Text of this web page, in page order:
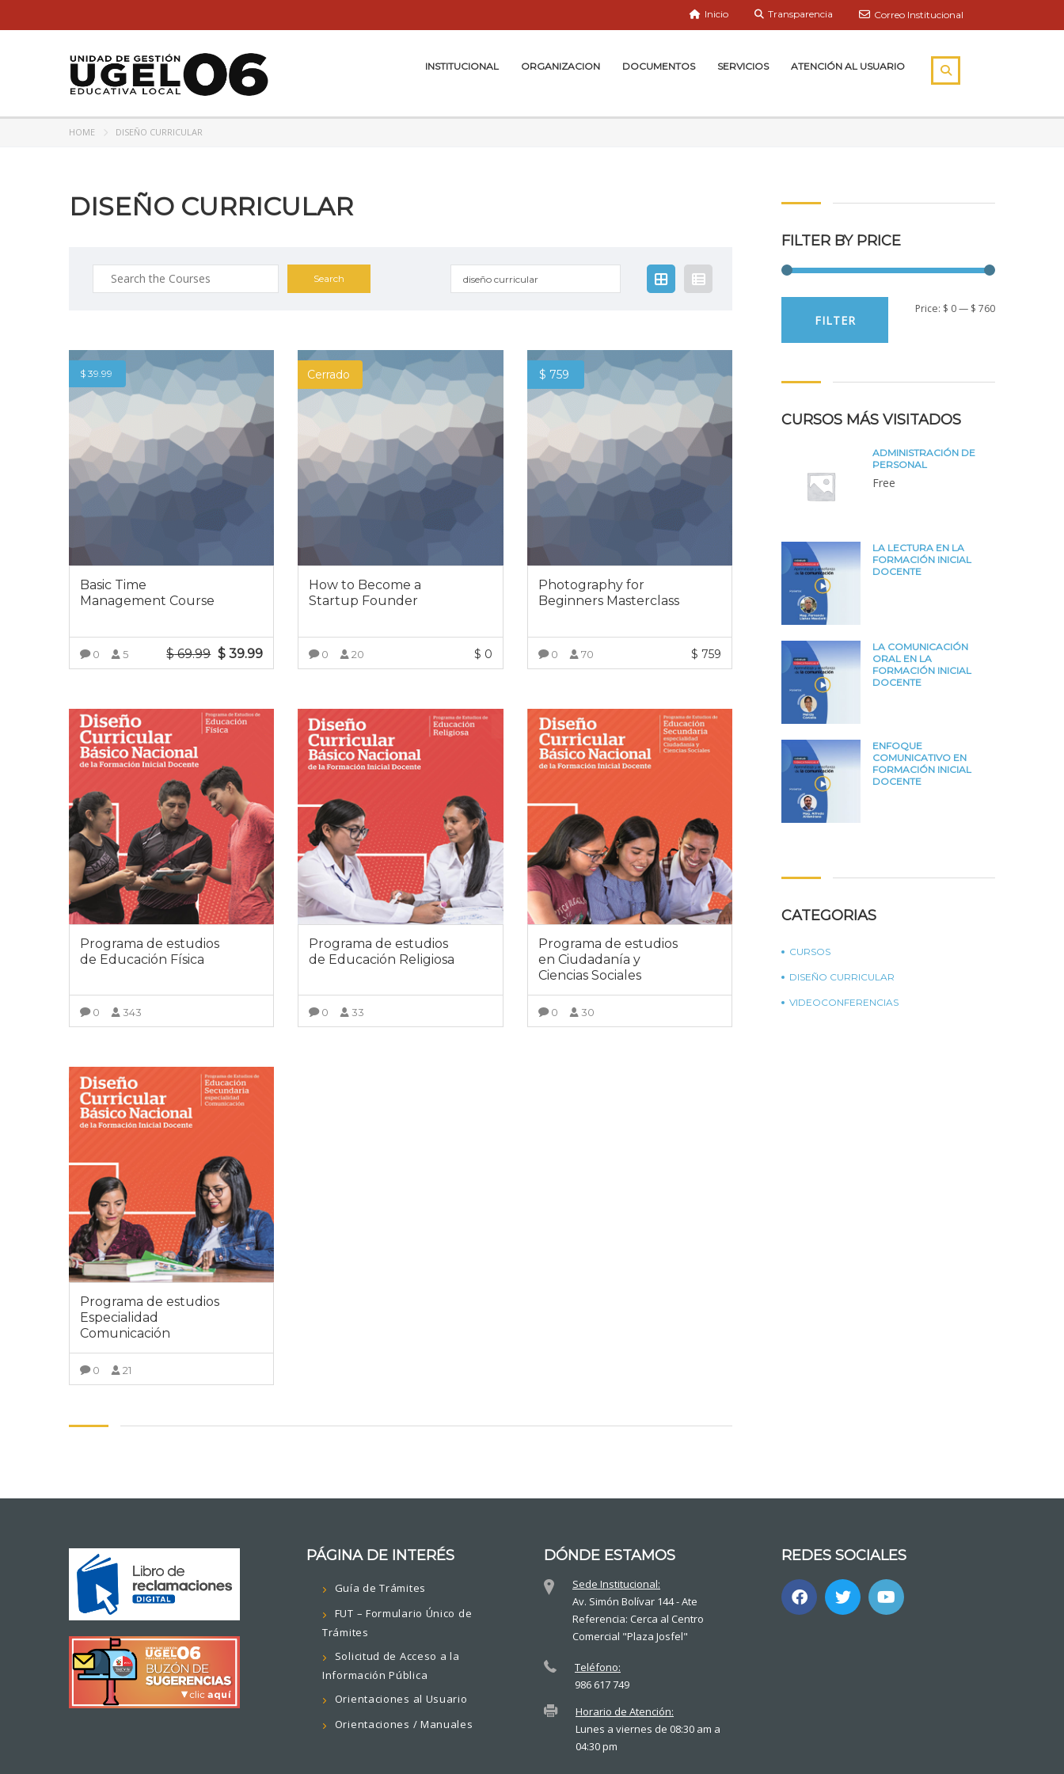
Correo Institucional
Transparencia
Inicio
INSTITUCIONAL ORGANIZACION DOCUMENTOS SERVICIOS ATENCIÓN AL USUARIO
HOME DISEÑO CURRICULAR
DISEÑO CURRICULAR
Search
for:
diseño curricular
$39.99
Basic Time
Management Course
0 5 $69.99 Original
price
$ 69.99.
$ 39.99Current
price
$ 39.99.
Cerrado
How to Become a
Startup Founder
0 20 $ 0
$ 759
Photography for
Beginners Masterclass
0 70 $ 759
Programa de estudios
de Educación Física
0 343
Programa de estudios
de Educación Religiosa
0 33
Programa de estudios
en Ciudadanía y
Ciencias Sociales
0 30
Programa de estudios
Especialidad
Comunicación
0 21
FILTER BY PRICE
Min
Max
FILTER
Price: $ 0— $ 760
CURSOS MÁS VISITADOS
ADMINISTRACIÓN DE
PERSONAL
Free
LA LECTURA EN LA
FORMACIÓN INICIAL
DOCENTE
LA COMUNICACIÓN
ORAL EN LA
FORMACIÓN INICIAL
DOCENTE
ENFOQUE
COMUNICATIVO EN
FORMACIÓN INICIAL
DOCENTE
CATEGORIAS
CURSOS
DISEÑO CURRICULAR
VIDEOCONFERENCIAS
PÁGINA DE INTERÉS
Guía de Trámites
FUT – Formulario Único de
Trámites
Solicitud de Acceso a la
Información Pública
Orientaciones al Usuario
Orientaciones / Manuales
DÓNDE ESTAMOS
Sede Institucional:
Av. Simón Bolívar 144 - Ate
Referencia: Cerca al Centro
Comercial "Plaza Josfel"
Teléfono:
986 617 749
Horario de Atención:
Lunes a viernes de 08:30 am a
04:30 pm
REDES SOCIALES